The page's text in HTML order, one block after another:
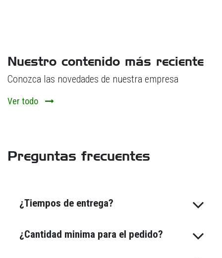
Nuestro contenido más reciente
Conozca las novedades de nuestra empresa
Ver todo
Preguntas frecuentes
¿Tiempos de entrega?
¿Cantidad minima para el pedido?